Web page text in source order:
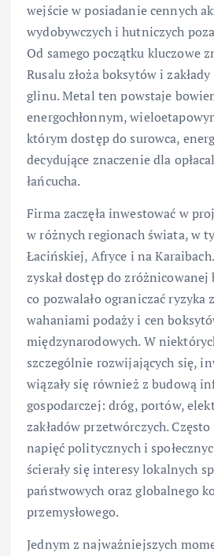
wejście w posiadanie cennych
wydobywczych i hutniczych
Od samego początku kluczowe
Rusalu złoża boksytów i
glinu. Metal ten powstaje
energochłonnym,
którym dostęp do surowca,
decydujące znaczenie dla
łańcucha.
Firma zaczęła inwestować w
w różnych regionach świata, w
Łacińskiej, Afryce i na
zyskał dostęp do
co pozwalało ograniczać ryzyka
wahaniami podaży i cen
międzynarodowych. W
szczególnie rozwijających się,
wiązały się również z budową
gospodarczej: dróg, portów,
zakładów przetwórczych.
napięć politycznych i
ścierały się interesy lokalnych
państwowych oraz globalnego
przemysłowego.
Jednym z najważniejszych